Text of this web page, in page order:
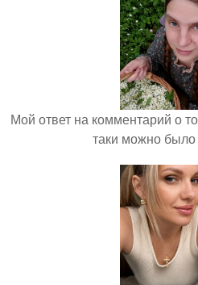
Мой ответ на комментарий о
таки можно было